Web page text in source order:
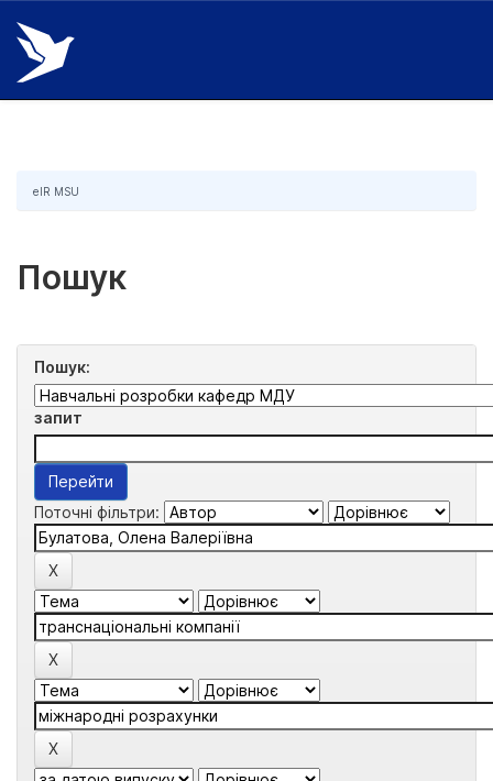
Skip
navigation
eIR MSU
Пошук
Пошук:
запит
Поточні фільтри: